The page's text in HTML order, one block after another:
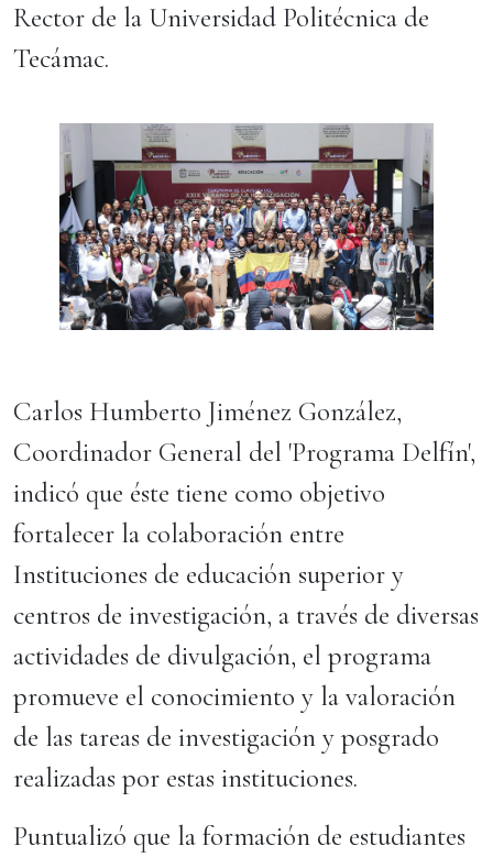
Rector de la Universidad Politécnica de
Tecámac.
Carlos Humberto Jiménez González,
Coordinador General del 'Programa Delfín',
indicó que éste tiene como objetivo
fortalecer la colaboración entre
Instituciones de educación superior y
centros de investigación, a través de diversas
actividades de divulgación, el programa
promueve el conocimiento y la valoración
de las tareas de investigación y posgrado
realizadas por estas instituciones.
Puntualizó que la formación de estudiantes